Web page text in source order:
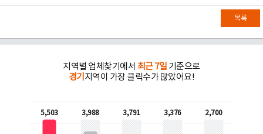
목록
지역별 업체찾기에서 최근 7일 기준으로
경기 지역이 가장 클릭수가 많았어요!
5,503 3,988 3,791 3,376 2,700